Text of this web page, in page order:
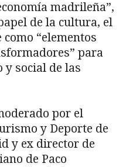
madrileña”,
de la cultura, el
“elementos
para
y social de las
por el
y Deporte de
y ex director de
de Paco